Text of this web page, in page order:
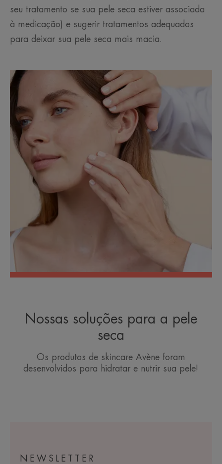
seu tratamento se sua pele seca estiver associada
à medicação) e sugerir tratamentos adequados
para deixar sua pele seca mais macia.
Nossas soluções para a pele
seca
Os produtos de skincare Avène foram
desenvolvidos para hidratar e nutrir sua pele!
NEWSLETTER